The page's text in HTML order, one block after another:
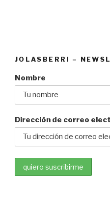
JOLASBERRI –
Nombre
Dirección de correo